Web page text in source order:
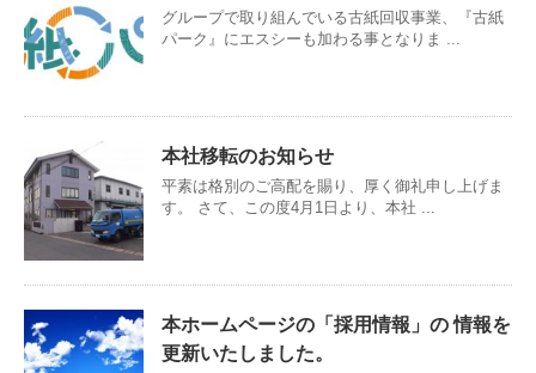
グループで取り組んでいる古紙回収事業、『古紙
パーク』にエスシーも加わる事となりま ...
本社移転のお知らせ
平素は格別のご高配を賜り、厚く御礼申し上げま
す。 さて、この度4月1日より、本社 ...
本ホームページの「採用情報」の 情報を
更新いたしました。